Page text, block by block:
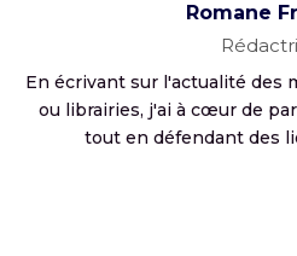
Romane
En écrivant sur l'actualité des
ou librairies, j'ai à cœur de
tout en défendant des